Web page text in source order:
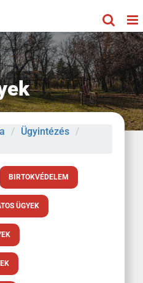
/ Ügyintézés /
BIRTOKVÉDELEM
ÜGYEK